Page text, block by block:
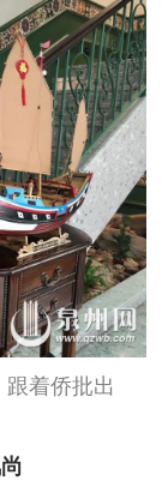
着侨批出